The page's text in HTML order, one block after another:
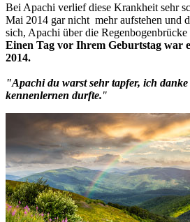
Bei Apachi verlief diese Krankheit sehr
Mai 2014 gar nicht mehr aufstehen und
sich, Apachi über die Regenbogenbrücke
Einen Tag vor Ihrem Geburtstag war
2014.
"Apachi du warst sehr tapfer, ich
kennenlernen durfte."